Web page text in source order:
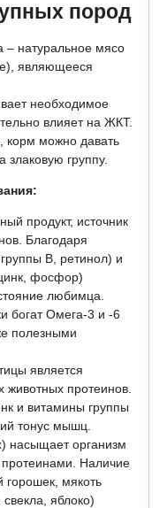
пород
– натуральное мясо
являющееся
необходимое
влияет на ЖКТ.
корм можно давать
группу.
продукт, источник
Благодаря
В, ретинол) и
фосфор)
любимца.
богат Омега-3 и -6
полезными
является
животных протеинов.
и витамины группы
тонус мышц.
насыщает организм
Наличие
мякоть
яблоко)